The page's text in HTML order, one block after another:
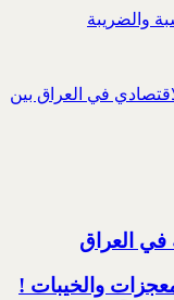
والضريبة
في العراق بين
في العراق
والخيبات !‏